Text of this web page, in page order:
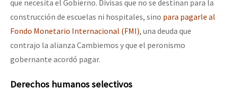
que necesita el Gobierno. Divisas que no se destinan para la
construcción de escuelas ni hospitales, sino para pagarle al
Fondo Monetario Internacional (FMI), una deuda que
contrajo la alianza Cambiemos y que el peronismo
gobernante acordó pagar.
Derechos humanos selectivos